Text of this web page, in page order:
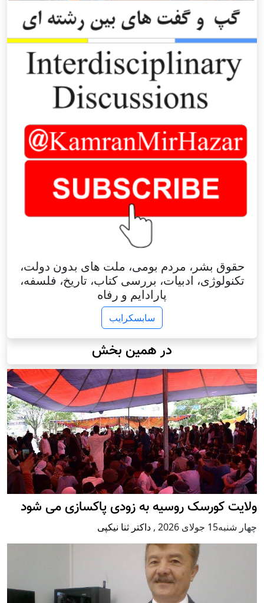
حقوق بشر، مردم بومی، ملت های بدون دولت،
تکنولوژی، ادبیات، بررسی کتاب، تاریخ، فلسفه،
پارادایم و رفاه
سابسکرایب
در همین بخش
ولایت کورسک روسیه به زودی پاکسازی می شود
چهار شنبه15 جولای 2026 , داکتر ثنا نیکپی